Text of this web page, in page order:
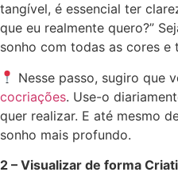
tangível, é essencial ter
que eu realmente quero?”
sonho com todas as cores e
Nesse passo, sugiro que
cocriações. Use-o
quer realizar. E até mesmo
sonho mais profundo.
2 – Visualizar de forma